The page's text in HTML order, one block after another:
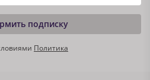
подписку
Политика